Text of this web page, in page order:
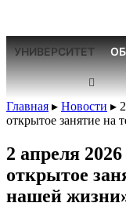
УНИВЕРСИТЕТ
Главная ▸ Новости ▸
открытое занятие
2 апреля
открытое
нашей